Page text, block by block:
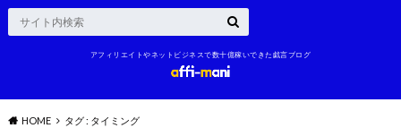
アフィリエイトやネットビジネスで数十億稼いできた戯言ブログ
HOME タグ : タイミング